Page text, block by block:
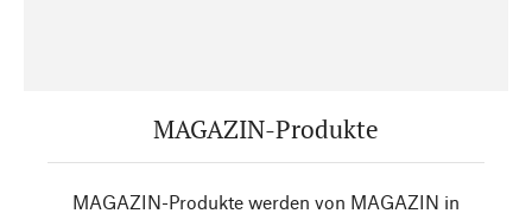
MAGAZIN-Produkte
MAGAZIN-Produkte werden von MAGAZIN in